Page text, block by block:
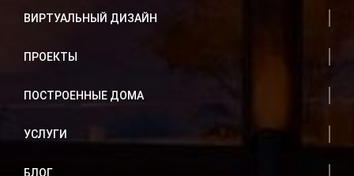
ВИРТУАЛЬНЫЙ ДИЗАЙН
ПРОЕКТЫ
ПОСТРОЕННЫЕ ДОМА
УСЛУГИ
БЛОГ